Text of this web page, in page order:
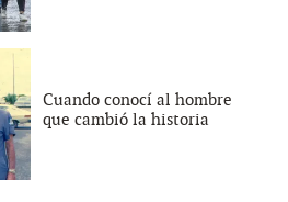
Cuando conocí al hombre
que cambió la historia